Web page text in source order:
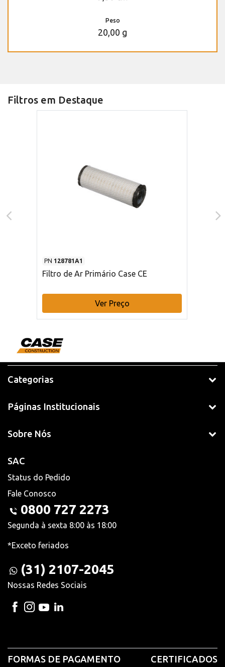
Peso
20,00 g
Filtros em Destaque
PN 128781A1
Filtro de Ar Primário Case CE
Ver Preço
Categorias
Páginas Institucionais
Sobre Nós
SAC
Status do Pedido
Fale Conosco
0800 727 2273
Segunda à sexta 8:00 às 18:00
*Exceto feriados
(31) 2107-2045
Nossas Redes Sociais
FORMAS DE PAGAMENTO CERTIFICADOS